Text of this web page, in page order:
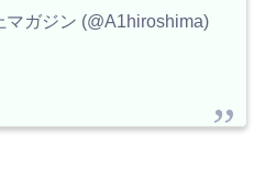
ガジン (@A1hiroshima)